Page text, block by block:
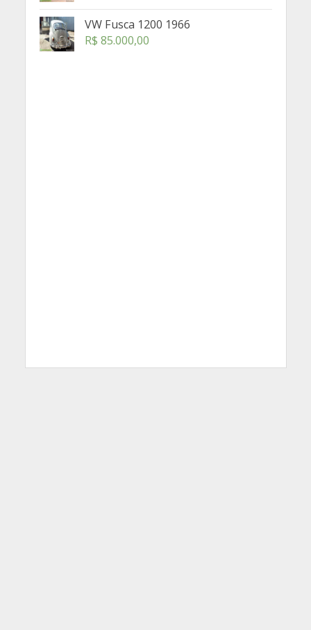
VW Fusca 1200 1966
R$ 85.000,00